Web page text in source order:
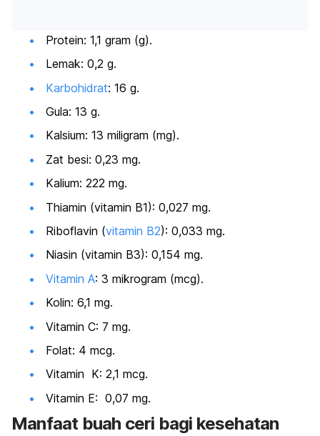
Protein: 1,1 gram (g).
Lemak: 0,2 g.
Karbohidrat: 16 g.
Gula: 13 g.
Kalsium: 13 miligram (mg).
Zat besi: 0,23 mg.
Kalium: 222 mg.
Thiamin (vitamin B1): 0,027 mg.
Riboflavin (vitamin B2): 0,033 mg.
Niasin (vitamin B3): 0,154 mg.
Vitamin A: 3 mikrogram (mcg).
Kolin: 6,1 mg.
Vitamin C: 7 mg.
Folat: 4 mcg.
Vitamin K: 2,1 mcg.
Vitamin E: 0,07 mg.
Manfaat buah ceri bagi kesehatan